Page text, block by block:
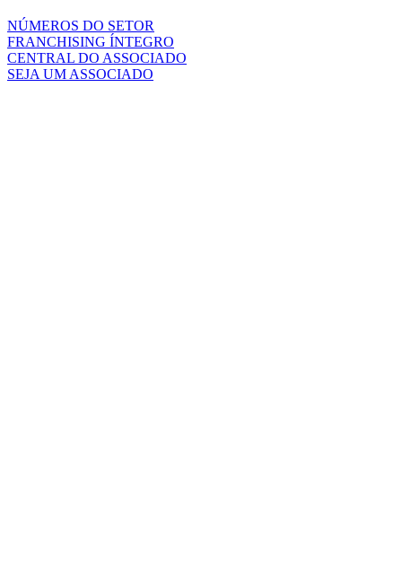
NÚMEROS DO SETOR
FRANCHISING ÍNTEGRO
CENTRAL DO ASSOCIADO
SEJA UM ASSOCIADO